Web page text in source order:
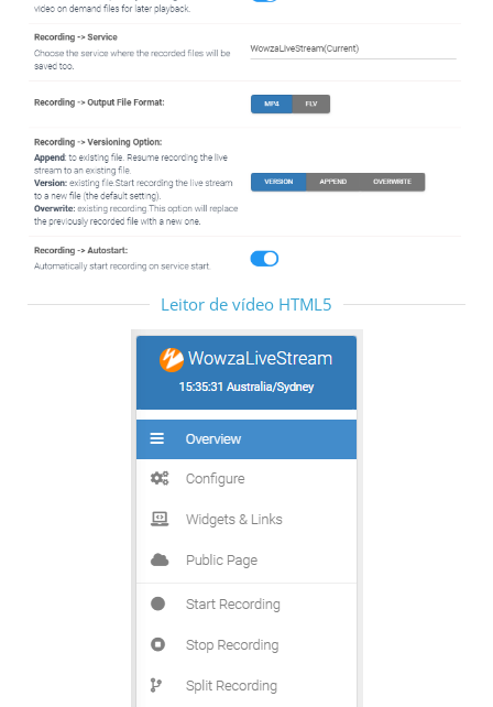
Leitor de vídeo HTML5